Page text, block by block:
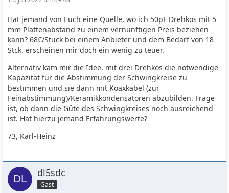
Hat jemand von Euch eine Quelle, wo ich 50pF Drehkos mit 5
mm Plattenabstand zu einem vernünftigen Preis beziehen
kann? 68€/Stück bei einem Anbieter und dem Bedarf von 18
Stck. erscheinen mir doch ein wenig zu teuer.
Alternativ kam mir die Idee, mit drei Drehkos die notwendige
Kapazität für die Abstimmung der Schwingkreise zu
bestimmen und sie dann mit Koaxkabel (zur
Feinabstimmung)/Keramikkondensatoren abzubilden. Frage
ist, ob dann die Güte des Schwingkreises noch ausreichend
ist. Hat hierzu jemand Erfahrungswerte?
73, Karl-Heinz
dl5sdc
Gast